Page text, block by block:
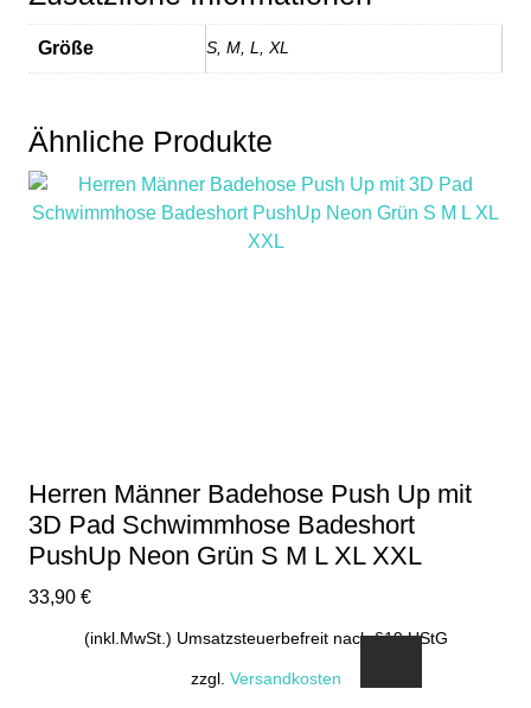
Größe S, M, L, XL
Ähnliche Produkte
Herren Männer Badehose Push Up mit
3D Pad Schwimmhose Badeshort
PushUp Neon Grün S M L XL XXL
33,90 €
(inkl.MwSt.) Umsatzsteuerbefreit nach §19 UStG
zzgl. Versandkosten